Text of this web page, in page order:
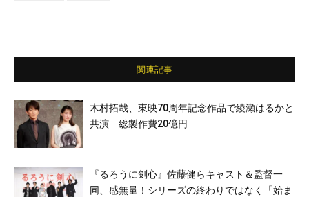
関連記事
木村拓哉、東映70周年記念作品で綾瀬はるかと
共演 総製作費20億円
『るろうに剣心』佐藤健らキャスト＆監督一
同、感無量！シリーズの終わりではなく「始ま